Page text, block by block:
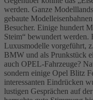
werden. Ganze
gebaute
Besucher. Einige hundert
Steim“ bewundert
Luxusmodelle vorgeführt,
BMW und als Prunkstück
auch OPEL-Fahrzeuge?
sondern einige Opel Blitz
interessanten Eindrücken
lustigen Gesprächen auf